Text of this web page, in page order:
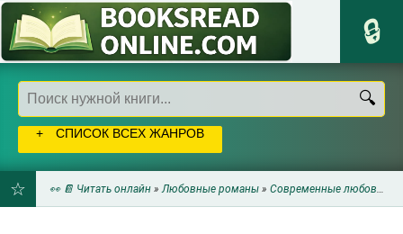
СПИСОК ВСЕХ ЖАНРОВ
👀 📔 Читать онлайн »Любовные романы » Современные любовные романы